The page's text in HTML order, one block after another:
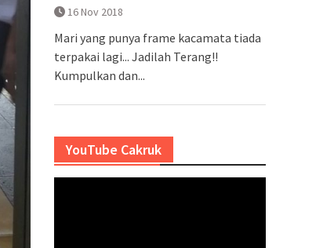
16 Nov 2018
Mari yang punya frame kacamata tiada
terpakai lagi... Jadilah Terang!!
Kumpulkan dan...
YouTube Cakruk